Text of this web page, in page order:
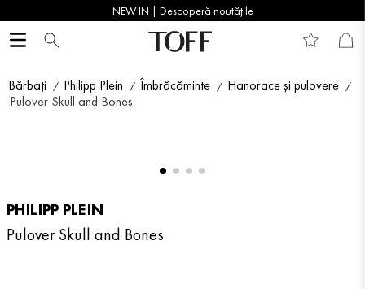
NEW IN | Descoperă noutățile
Bărbați Philipp Plein Îmbrăcăminte
Hanorace și pulovere
Pulover Skull and Bones
PHILIPP PLEIN
Pulover Skull and Bones